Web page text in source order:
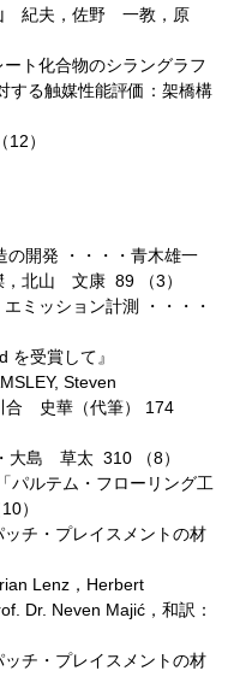
紀夫，佐野 一教，原
ト化合物のシラングラフ
する触媒性能評価：架橋構
）
の開発 ・・・・青木雄一
北山 文康 89 （3）
ミッション計測 ・・・・
を受賞して』
Steven
合 史華（代筆） 174
大島 草太 310 （8）
パルテム・フローリング工
）
チ・プレイスメントの材
Lenz，Herbert
Dr. Neven Majić，和訳：
チ・プレイスメントの材